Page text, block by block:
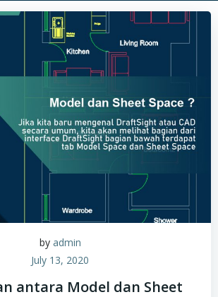
by admin
July 13, 2020
antara Model dan Sheet